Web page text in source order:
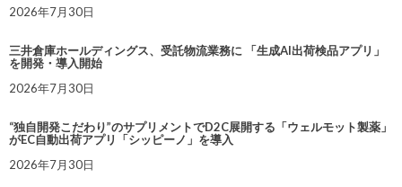
2026年7月30日
三井倉庫ホールディングス、受託物流業務に 「生成AI出荷検品アプリ」
を開発・導入開始
2026年7月30日
“独自開発こだわり”のサプリメントでD2C展開する「ウェルモット製薬」
がEC自動出荷アプリ「シッピーノ」を導入
2026年7月30日